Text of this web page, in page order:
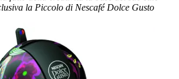
la Piccolo di Nescafé Dolce Gusto